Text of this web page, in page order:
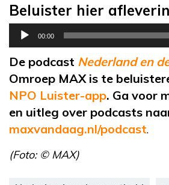
Beluister hier
Audiospeler
00:00
De podcast Nederland en
Omroep MAX is te
NPO Luister-app. Ga voor
en uitleg over podcasts
maxvandaag.nl/podcast.
(Foto: © MAX)